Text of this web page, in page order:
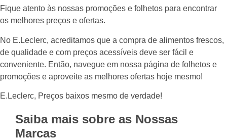
Fique atento às nossas promoções e folhetos para encontrar
os melhores preços e ofertas.
No E.Leclerc, acreditamos que a compra de alimentos frescos,
de qualidade e com preços acessíveis deve ser fácil e
conveniente. Então, navegue em nossa página de folhetos e
promoções e aproveite as melhores ofertas hoje mesmo!
E.Leclerc, Preços baixos mesmo de verdade!
Saiba mais sobre as Nossas
Marcas